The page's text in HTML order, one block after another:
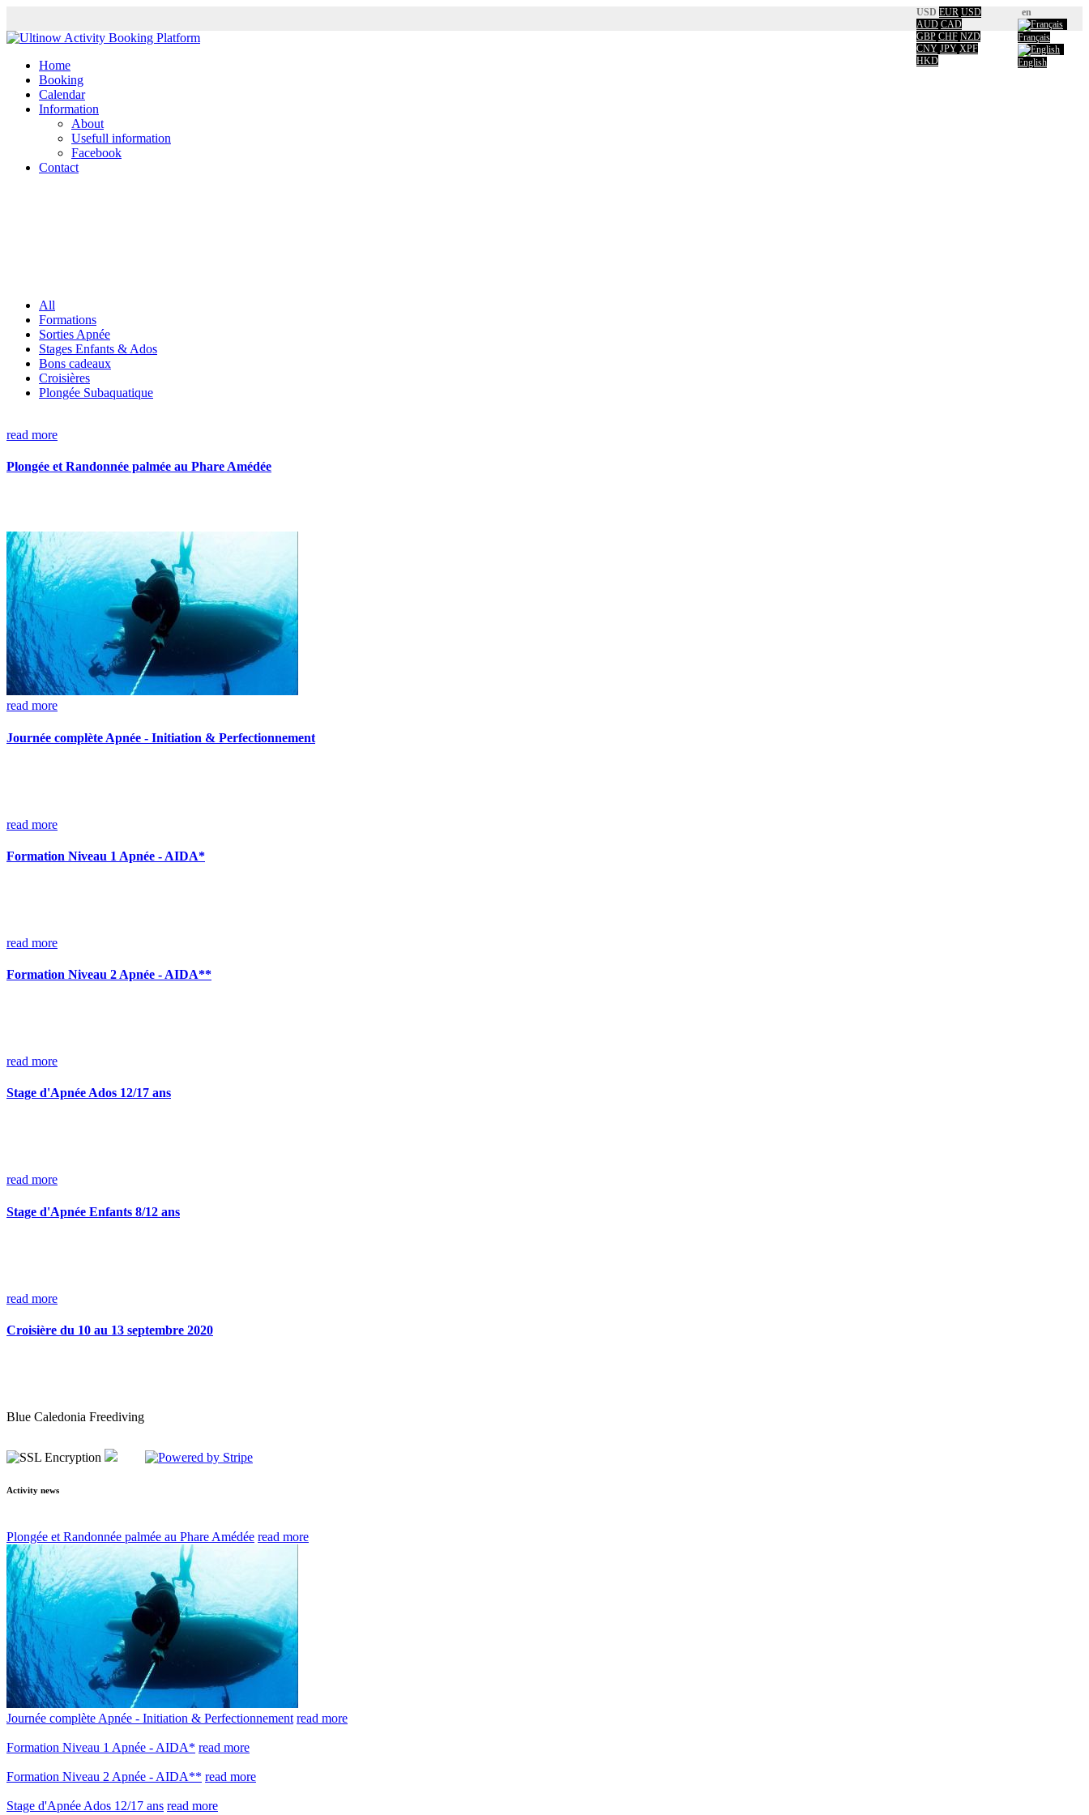
en
Français
English
USD EUR USD
AUD CAD
GBP CHF NZD
CNY JPY XPF
HKD
Home
Booking
Calendar
Information
About
Usefull information
Facebook
Contact
All
Formations
Sorties Apnée
Stages Enfants & Ados
Bons cadeaux
Croisières
Plongée Subaquatique
read more
Plongée et Randonnée palmée au Phare Amédée
read more
Journée complète Apnée - Initiation & Perfectionnement
read more
Formation Niveau 1 Apnée - AIDA*
read more
Formation Niveau 2 Apnée - AIDA**
read more
Stage d'Apnée Ados 12/17 ans
read more
Stage d'Apnée Enfants 8/12 ans
read more
Croisière du 10 au 13 septembre 2020
Blue Caledonia Freediving
Activity news
Plongée et Randonnée palmée au Phare Amédée read more
Journée complète Apnée - Initiation & Perfectionnement read more
Formation Niveau 1 Apnée - AIDA* read more
Formation Niveau 2 Apnée - AIDA** read more
Stage d'Apnée Ados 12/17 ans read more